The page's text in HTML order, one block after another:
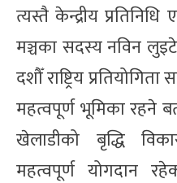
त्यस्तै केन्द्रीय
मञ्चका सदस्य नविन‌
दशौँ राष्ट्रिय
महत्वपूर्ण भूमिका रहने
खेलाडीको बृद्धि
महत्वपूर्ण योगदान